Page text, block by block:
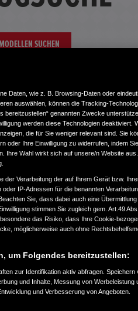
SUCHEN
bis
360.000
km
LEISTUNG
EURONORM
Daten, wie z. B. Browsing-Daten oder
auswählen, können die Tracking-
bereitzustellen“ genannten Zwecke
werden diese Technologien deaktiviert.
die für Sie weniger relevant sind. Sie
oder Ihre Einwilligung zu widerrufen, indem
Ihre Wahl wirkt sich auf unsere/n Website
der Verarbeitung der auf Ihrem Gerät bzw.
IP-Adressen für die benannten
Sie, dass dabei auch eine Übermittlung
stimmen Sie zugleich gem. Art.49
das Risiko, dass Ihre Cookie-
möglicherweise auch ohne
um Folgendes bereitzustellen:
zur Identifikation aktiv abfragen. Speichern
und Inhalte, Messung von Werbeleistung
und Verbesserung von Angeboten.